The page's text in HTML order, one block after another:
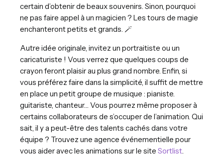
certain d’obtenir de beaux souvenirs. Sinon, pourquoi
ne pas faire appel à un magicien ? Les tours de magie
enchanteront petits et grands. 🪄
Autre idée originale, invitez un portraitiste ou un
caricaturiste ! Vous verrez que quelques coups de
crayon feront plaisir au plus grand nombre. Enfin, si
vous préférez faire dans la simplicité, il suffit de mettre
en place un petit groupe de musique : pianiste.
guitariste, chanteur… Vous pourrez même proposer à
certains collaborateurs de s’occuper de l’animation. Qui
sait, il y a peut-être des talents cachés dans votre
équipe ? Trouvez une agence événementielle pour
vous aider avec les animations sur le site Sortlist